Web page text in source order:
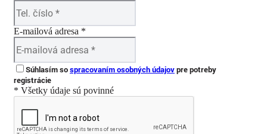
E-mailová adresa *
Súhlasím sospracovaním osobných údajovpre potreby
registrácie
* Všetky údaje sú povinné